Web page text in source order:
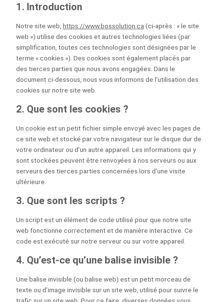
1. Introduction
Notre site web, https://www.bossolution.ca (ci-après : « le site
web ») utilise des cookies et autres technologies liées (par
simplification, toutes ces technologies sont désignées par le
terme « cookies »). Des cookies sont également placés par
des tierces parties que nous avons engagées. Dans le
document ci-dessous, nous vous informons de l’utilisation des
cookies sur notre site web.
2. Que sont les cookies ?
Un cookie est un petit fichier simple envoyé avec les pages de
ce site web et stocké par votre navigateur sur le disque dur de
votre ordinateur ou d’un autre appareil. Les informations qui y
sont stockées peuvent être renvoyées à nos serveurs ou aux
serveurs des tierces parties concernées lors d’une visite
ultérieure.
3. Que sont les scripts ?
Un script est un élément de code utilisé pour que notre site
web fonctionne correctement et de manière interactive. Ce
code est exécuté sur notre serveur ou sur votre appareil.
4. Qu’est-ce qu’une balise invisible ?
Une balise invisible (ou balise web) est un petit morceau de
texte ou d’image invisible sur un site web, utilisé pour suivre le